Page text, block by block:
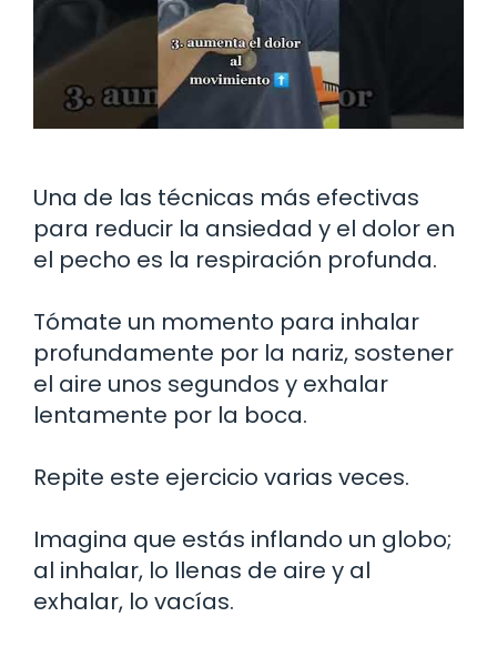
Una de las técnicas más efectivas
para reducir la ansiedad y el dolor en
el pecho es la respiración profunda.
Tómate un momento para inhalar
profundamente por la nariz, sostener
el aire unos segundos y exhalar
lentamente por la boca.
Repite este ejercicio varias veces.
Imagina que estás inflando un globo;
al inhalar, lo llenas de aire y al
exhalar, lo vacías.